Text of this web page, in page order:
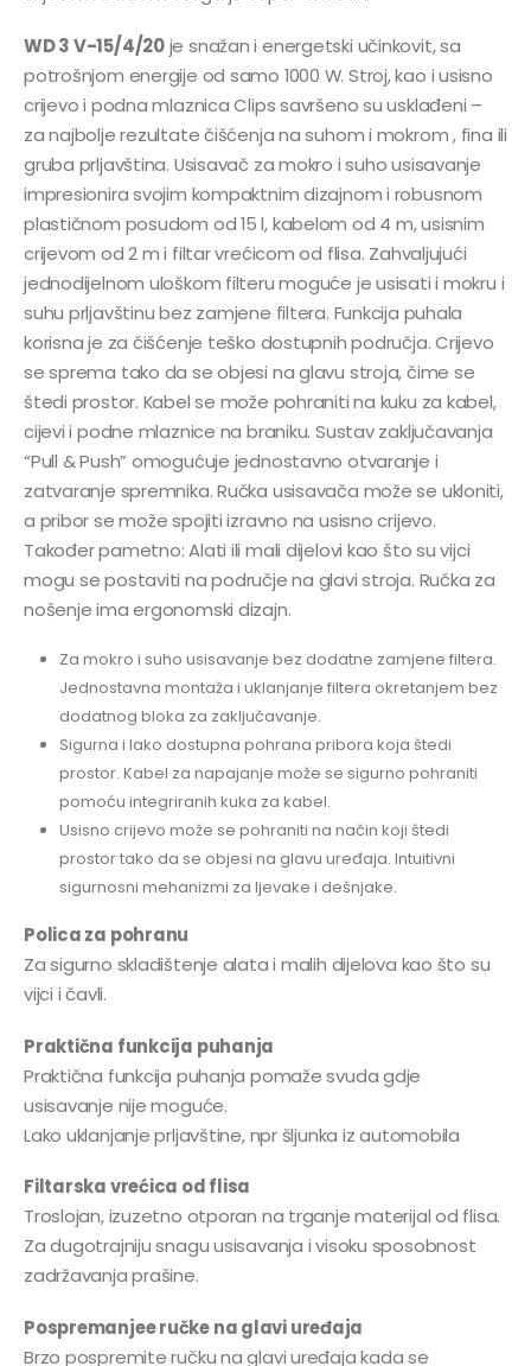
WD 3 V-15/4/20je snažan i energetski učinkovit, sa
potrošnjom energije od samo 1000 W. Stroj, kao i usisno
crijevo i podna mlaznica Clips savršeno su usklađeni –
za najbolje rezultate čišćenja na suhom i mokrom , fina ili
gruba prljavština. Usisavač za mokro i suho usisavanje
impresionira svojim kompaktnim dizajnom i robusnom
plastičnom posudom od 15 l, kabelom od 4 m, usisnim
crijevom od 2 m i filtar vrećicom od flisa. Zahvaljujući
jednodijelnom uloškom filteru moguće je usisati i mokru i
suhu prljavštinu bez zamjene filtera. Funkcija puhala
korisna je za čišćenje teško dostupnih područja. Crijevo
se sprema tako da se objesi na glavu stroja, čime se
štedi prostor. Kabel se može pohraniti na kuku za kabel,
cijevi i podne mlaznice na braniku. Sustav zaključavanja
“Pull & Push” omogućuje jednostavno otvaranje i
zatvaranje spremnika. Ručka usisavača može se ukloniti,
a pribor se može spojiti izravno na usisno crijevo.
Također pametno: Alati ili mali dijelovi kao što su vijci
mogu se postaviti na područje na glavi stroja. Ručka za
nošenje ima ergonomski dizajn.
Za mokro i suho usisavanje bez dodatne zamjene filtera.
Jednostavna montaža i uklanjanje filtera okretanjem bez
dodatnog bloka za zaključavanje.
Sigurna i lako dostupna pohrana pribora koja štedi
prostor. Kabel za napajanje može se sigurno pohraniti
pomoću integriranih kuka za kabel.
Usisno crijevo može se pohraniti na način koji štedi
prostor tako da se objesi na glavu uređaja. Intuitivni
sigurnosni mehanizmi za ljevake i dešnjake.
Polica za pohranu
Za sigurno skladištenje alata i malih dijelova kao što su
vijci i čavli.
Praktična funkcija puhanja
Praktična funkcija puhanja pomaže svuda gdje
usisavanje nije moguće.
Lako uklanjanje prljavštine, npr šljunka iz automobila
Filtarska vrećica od flisa
Troslojan, izuzetno otporan na trganje materijal od flisa.
Za dugotrajniju snagu usisavanja i visoku sposobnost
zadržavanja prašine.
Pospremanjee ručke na glavi uređaja
Brzo pospremite ručku na glavi uređaja kada se